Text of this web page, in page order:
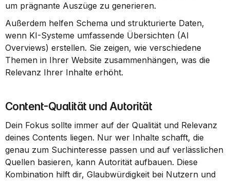
um prägnante Auszüge zu generieren.
Außerdem helfen Schema und strukturierte Daten,
wenn KI-Systeme umfassende Übersichten (AI
Overviews) erstellen. Sie zeigen, wie verschiedene
Themen in Ihrer Website zusammenhängen, was die
Relevanz Ihrer Inhalte erhöht.
Content-Qualität und Autorität
Dein Fokus sollte immer auf der Qualität und Relevanz
deines Contents liegen. Nur wer Inhalte schafft, die
genau zum Suchinteresse passen und auf verlässlichen
Quellen basieren, kann Autorität aufbauen. Diese
Kombination hilft dir, Glaubwürdigkeit bei Nutzern und